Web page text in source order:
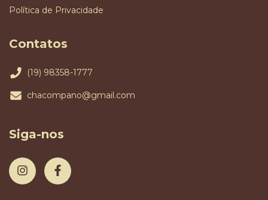
Política de Privacidade
Contatos
(19) 98358-1777
chacompano@gmail.com
Siga-nos